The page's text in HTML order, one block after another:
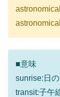
■意味
sunrise:日
transit:子午